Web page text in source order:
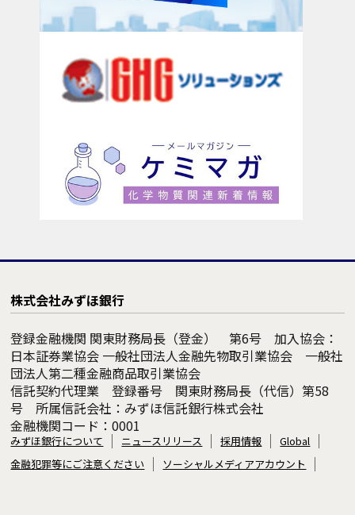
株式会社みずほ銀行
登録金融機関 関東財務局長（登金） 第6号 加入協会：
日本証券業協会 一般社団法人金融先物取引業協会 一般社
団法人第二種金融商品取引業協会
信託契約代理業 登録番号 関東財務局長（代信）第58
号 所属信託会社：みずほ信託銀行株式会社
金融機関コード：0001
みずほ銀行について ニュースリリース 採用情報
Global
金融犯罪等にご注意ください
ソーシャルメディアアカウント